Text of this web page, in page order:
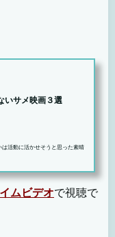
いサメ映画３選
活動に活かせそうと思った素晴
ムビデオで視聴で